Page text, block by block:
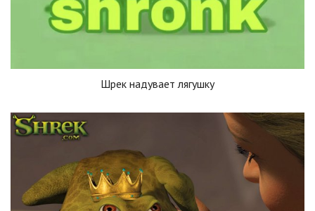
Шрек надувает лягушку